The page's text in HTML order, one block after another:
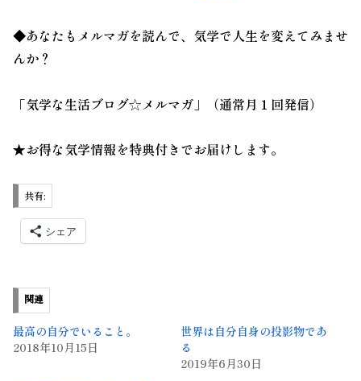
◆あなたもメルマガを読んで、 気学で人生を変えてみませ
んか？
「気学な生活ブログ☆メルマガ」（通常月１回発信）
★お得な気学情報を特典付きでお届けします。
共有:
シェア
関連
最高の自分でいること。
2018年10月15日
世界は自分自身の投影物であ
る
2019年6月30日